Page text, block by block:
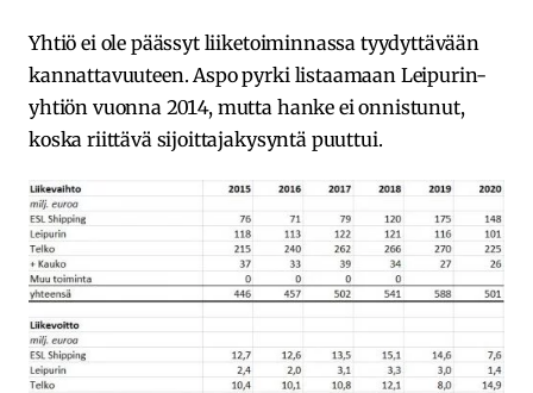
Yhtiö ei ole päässyt liiketoiminnassa tyydyttävään
kannattavuuteen. Aspo pyrki listaamaan Leipurin-
yhtiön vuonna 2014, mutta hanke ei onnistunut,
koska riittävä sijoittajakysyntä puuttui.